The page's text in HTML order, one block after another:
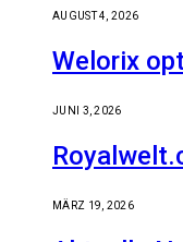
AUGUST 4, 2026
Welorix
JUNI 3, 2026
MÄRZ 19, 2026